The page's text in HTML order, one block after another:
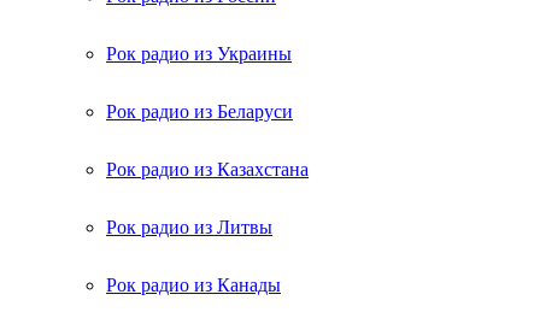
Рок радио из Украины
Рок радио из Беларуси
Рок радио из Казахстана
Рок радио из Литвы
Рок радио из Канады